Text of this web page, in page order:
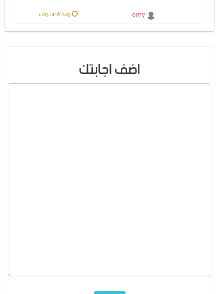
emy منذ 6 سنوات
اضف اجابتك